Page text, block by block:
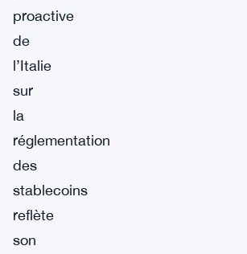
proactive
de
l’Italie
sur
la
réglementation
des
stablecoins
reflète
son